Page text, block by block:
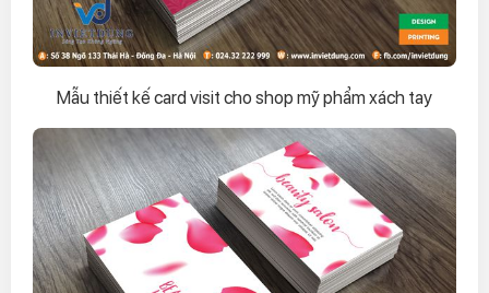
Mẫu thiết kế card visit cho shop mỹ phẩm xách tay